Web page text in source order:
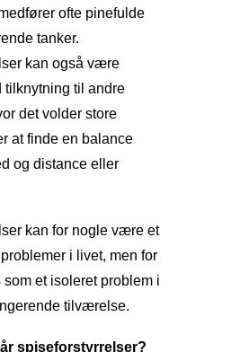
ofte pinefulde
tanker.
kan også være
tilknytning til andre
det volder store
at finde en balance
og distance eller
kan for nogle være et
i livet, men for
et isoleret problem i
tilværelse.
spiseforstyrrelser?